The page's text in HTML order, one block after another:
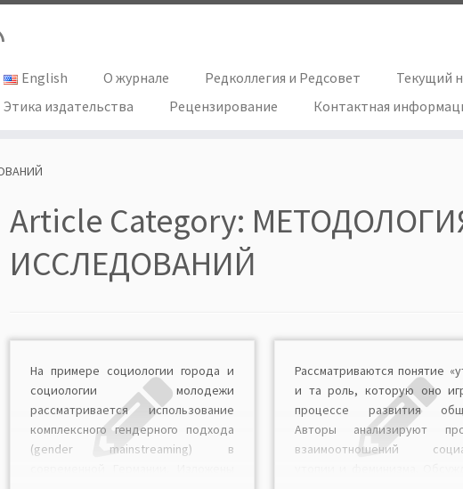
English О журнале Редколлегия и Редсовет Текущий
Этика издательства
Рецензирование Контактная
Article Category:
ИССЛЕДОВАНИЙ
На примере социологии города и
социологии молодежи
рассматривается использование
комплексного гендерного подхода
(gender mainstreaming) в
Рассматриваются понятие
и та роль, которую оно
процессе развития
Авторы анализируют
взаимоотношений